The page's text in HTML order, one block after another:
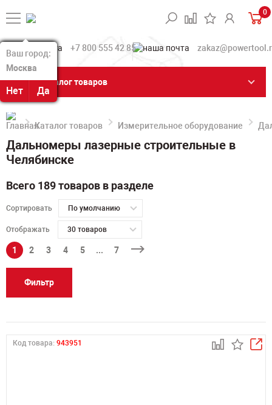
Ваш город:
Москва
Нет Да
Ваш город:
Москва
Нет Да
0
+7 800 555 42 85
Каталог товаров
Каталог товаров Измерительное оборудование
Дальномеры лазерные строительные в
Челябинске
Всего 189 товаров в разделе
Сортировать По умолчанию
Отображать 30 товаров
1 2 3 4 5 ... 7
Фильтр
Код товара: 943951